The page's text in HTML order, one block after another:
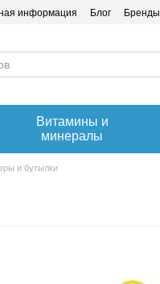
информация Блог Бренды
Витамины и
минералы
и бутылки